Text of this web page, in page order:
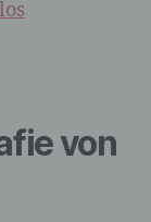
von
der
das